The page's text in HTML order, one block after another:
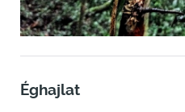
Éghajlat